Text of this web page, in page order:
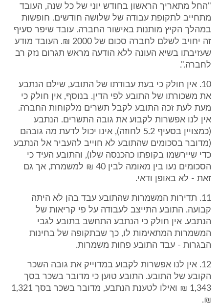
"החל מתאריך הראשון בחודש יוני של כל שנה, העובד
מתחייב לתקופת עבודה של שלושה חודשים. חופשות
במהלך הקיץ מותנות באישור החברה. עובד שיפר סעיף
זה יחויב לשלם לחברה סכום של 2000 ₪. העובד מודע
שעזיבתו בשיא העונה ללא הודעה מראש תגרום נזק רב
לחברה.".
10. אין חולק כי בעת עבודתו של התובע, שילם הנתבע
את משכורתו של התובע לפי הדין. בנוסף, אין חולק כי
מעת לעת זכה התובע לקבל תשרים מלקוחות החברה.
אין לנו אפשרות לקבוע את גובה התשרים. הנתבע
(כמצויין בסעיף 5.2 לחוזה), אינו יכול לדעת מה גובהם
(מדובר בסכומים שהתובע לא חוייב להעביר אל הנתבע
כדי שיירשמו בקופתו כהכנסה שלו), והתובע העיד כי
הסכומים נעו בין מאומה לבין 40 ₪ למשמרת, אך גם
זאת - לא באופן ודאי.
11. תדירות המשמרות שהתובע עבד בהן לא היתה
קבועה. התובע התייצב לעבודה על פי קריאות של
הנתבע. אין חולק כי הנתבע התחשב בתובע לגבי
המשמרות המתאימות לו, כך שבתקופה של בחינות
הבגרות - עבד התובע פחות משמרות.
12. אין לנו אפשרות לקבוע במדוייק את גובה השכר
הקובע של התובע. התובע טוען כי מדובר בשכר בסך
1,343 ₪ ואילו לטענת הנתבע, מדובר בשכר בסך 1,321
₪.